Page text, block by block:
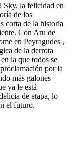
Sky, la felicidad en
de los
corta de la historia
Con Aru de
en Peyragudes ,
de la derrota
la que todos se
por la
más galones
ya le está
de etapa, lo
el futuro.